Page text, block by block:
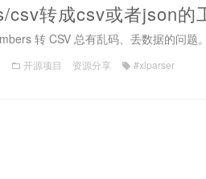
csv转成csv或者json的
转 CSV 总有乱码、丢数据的问
开源项目 资源分享 #xlparser